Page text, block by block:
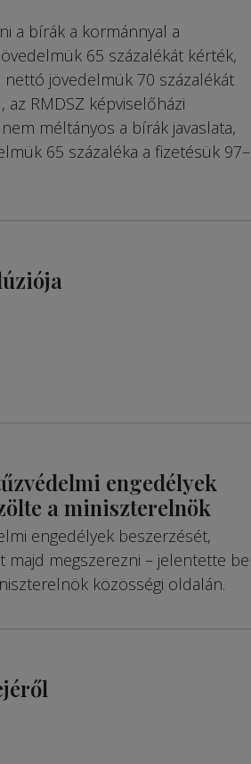
a bírák a kormánnyal a
65 százalékát kérték,
jövedelmük 70 százalékát
RMDSZ képviselőházi
méltányos a bírák javaslata,
65 százaléka a fizetésük 97–
engedélyek
a miniszterelnök
engedélyek beszerzését,
majd megszerezni – jelentette be
közösségi oldalán.